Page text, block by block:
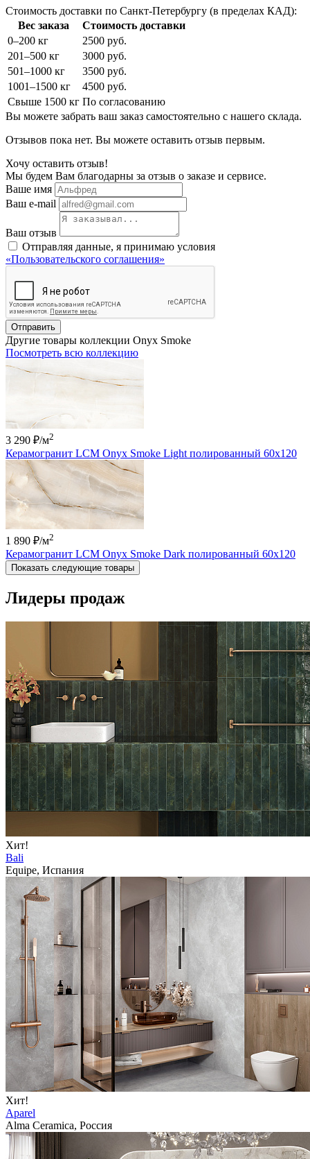
Стоимость доставки по Санкт-Петербургу (в пределах КАД):
Вес заказа
Стоимость доставки
0–200 кг
2500 руб.
201–500 кг
3000 руб.
501–1000 кг
3500 руб.
1001–1500 кг
4500 руб.
Свыше 1500 кг По согласованию
Вы можете забрать ваш заказ самостоятельно с нашего склада.
Отзывов пока нет. Вы можете оставить отзыв первым.
Хочу оставить отзыв!
Мы будем Вам благодарны за отзыв о заказе и сервисе.
Ваше имя
Ваш e-mail
Ваш отзыв
Отправляя данные, я принимаю условия
«Пользовательского соглашения»
Отправить
Другие товары коллекции Onyx Smoke
Посмотреть всю коллекцию
3 290 ₽/м2
Керамогранит LCM Onyx Smoke Light полированный 60x120
1 890 ₽/м2
Керамогранит LCM Onyx Smoke Dark полированный 60x120
Показать следующие товары
Лидеры продаж
Хит!
Bali
Equipe, Испания
Хит!
Aparel
Alma Ceramica, Россия